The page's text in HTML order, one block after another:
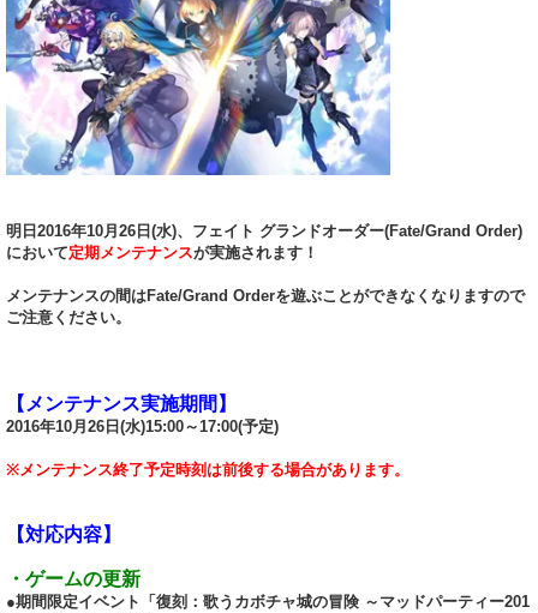
明日2016年10月26日(水)、フェイト グランドオーダー(Fate/Grand Order)
において定期メンテナンスが実施されます！
メンテナンスの間はFate/Grand Orderを遊ぶことができなくなりますので
ご注意ください。
【メンテナンス実施期間】
2016年10月26日(水)15:00～17:00(予定)
※メンテナンス終了予定時刻は前後する場合があります。
【対応内容】
・ゲームの更新
●期間限定イベント「復刻：歌うカボチャ城の冒険 ～マッドパーティー201